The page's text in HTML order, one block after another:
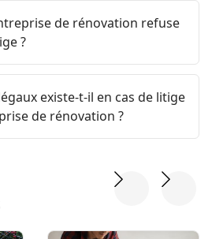
de rénovation refuse
?
existe-t-il en cas de litige
de rénovation ?